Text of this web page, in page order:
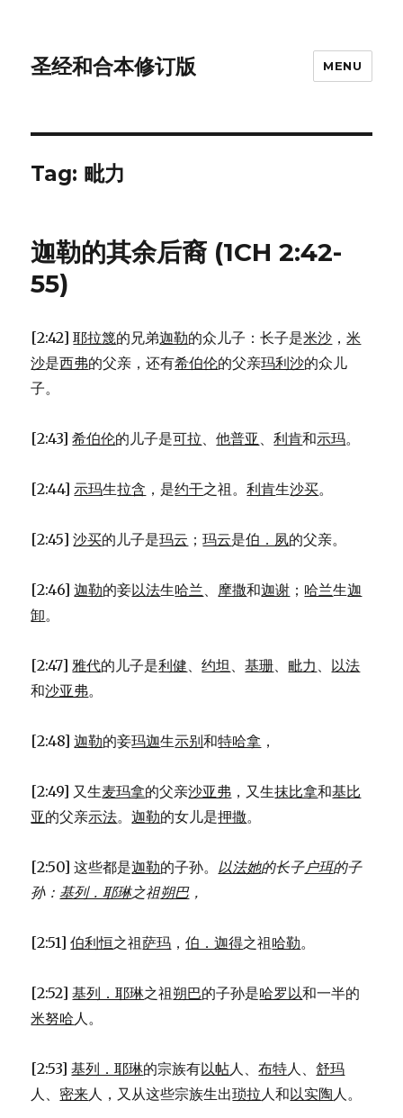
圣经和合本修订版 MENU
Tag: 毗力
迦勒的其余后裔 (1CH 2:42-
55)
[2:42]耶拉篾的兄弟迦勒的众儿子：长子是米沙 ，米
沙是西弗的父亲，还有希伯伦的父亲玛利沙的众儿
子。
[2:43]希伯伦的儿子是可拉、他普亚 、利肯和示玛。
[2:44]示玛生拉含 ，是约干之祖。利肯生沙买。
[2:45]沙买的儿子是玛云 ；玛云是伯．夙的父亲。
[2:46]迦勒的妾以法生哈兰、 摩撒和迦谢 ； 哈兰生迦
卸。
[2:47]雅代的儿子是利健、约坦 、基珊、 毗力 、 以法
和沙亚弗。
[2:48]迦勒的妾玛迦生示别和特哈拿 ，
[2:49] 又生麦玛拿的父亲沙亚弗 ，又生抹比拿和基比
亚的父亲示法。迦勒的女儿是押撒。
[2:50] 这些都是迦勒的子孙。 以法她的长子户珥的子
孙： 基列．耶琳之祖朔巴，
[2:51]伯利恒之祖萨玛 ，伯．迦得之祖哈勒。
[2:52]基列．耶琳之祖朔巴的子孙是哈罗以和一半的
米努哈人。
[2:53]基列．耶琳的宗族有以帖人、布特人、舒玛
人、 密来人，又从这些宗族生出琐拉人和以实陶人。